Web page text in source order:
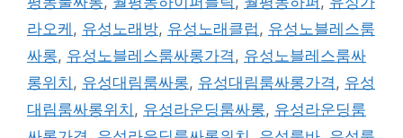
라오케 , 유성노래방, 유성노래클럽 , 유성노블레스룸
싸롱, 유성노블레스룸싸롱가격 , 유성노블레스룸싸
롱위치 , 유성대림룸싸롱, 유성대림룸싸롱가격 , 유성
대림룸싸롱위치 , 유성라운딩룸싸롱, 유성라운딩룸